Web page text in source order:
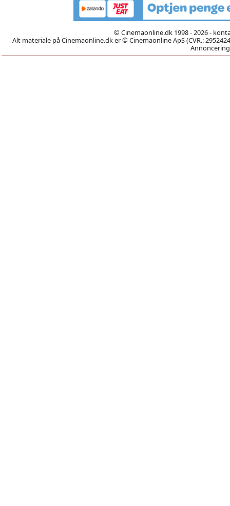
© Cinemaonline.dk 1998 - 2026 -
Alt materiale på Cinemaonline.dk er © Cinemaonline ApS (CVR.: